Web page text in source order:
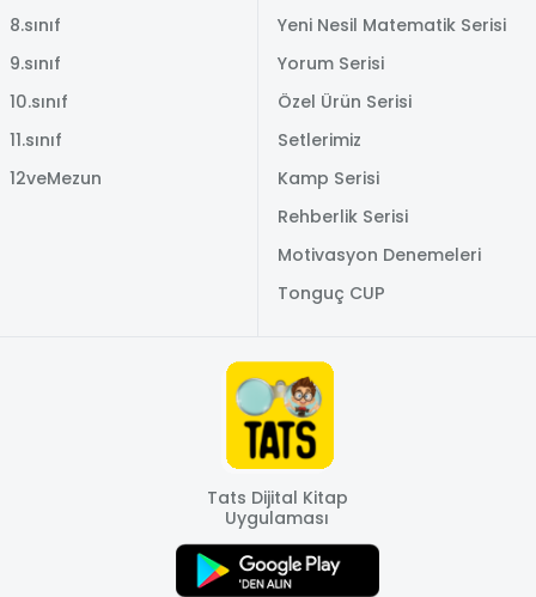
8.sınıf
9.sınıf
10.sınıf
11.sınıf
12veMezun
Yeni Nesil Matematik Serisi
Yorum Serisi
Özel Ürün Serisi
Setlerimiz
Kamp Serisi
Rehberlik Serisi
Motivasyon Denemeleri
Tonguç CUP
Tats Dijital Kitap
Uygulaması